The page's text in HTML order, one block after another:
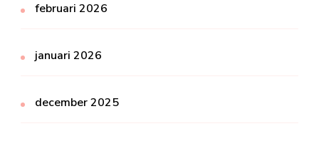
februari 2026
januari 2026
december 2025